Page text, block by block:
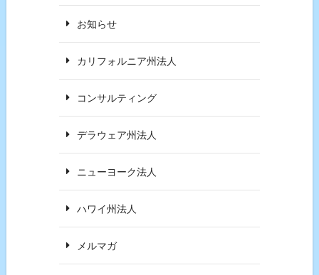
お知らせ
カリフォルニア州法人
コンサルティング
デラウェア州法人
ニューヨーク法人
ハワイ州法人
メルマガ